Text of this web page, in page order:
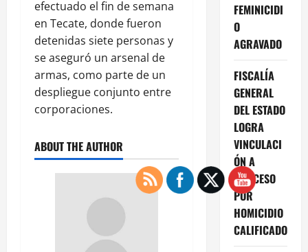
efectuado el fin de semana
en Tecate, donde fueron
detenidas siete personas y
se aseguró un arsenal de
armas, como parte de un
despliegue conjunto entre
corporaciones.
ABOUT THE AUTHOR
FEMINICIDI
O
AGRAVADO
FISCALÍA
GENERAL
DEL ESTADO
LOGRA
VINCULACI
ÓN A
PROCESO
POR
HOMICIDIO
CALIFICADO